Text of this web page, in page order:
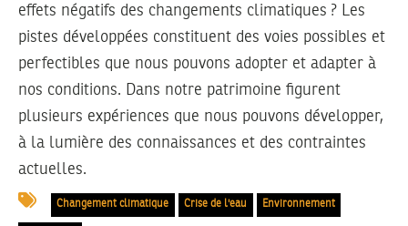
effets négatifs des changements climatiques ? Les
pistes développées constituent des voies possibles et
perfectibles que nous pouvons adopter et adapter à
nos conditions. Dans notre patrimoine figurent
plusieurs expériences que nous pouvons développer,
à la lumière des connaissances et des contraintes
actuelles.
Changement climatique Crise de l'eau Environnement